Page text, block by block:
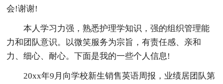
会!谢谢!
本人学习力强，熟悉护理学知识，强的组织管理能
力和团队意识。以微笑服务为宗旨，有责任感、亲和
力、细心、耐心。下面是我的一些个人信息!
20xx年9月向学校新生销售英语周报，业绩居团队第